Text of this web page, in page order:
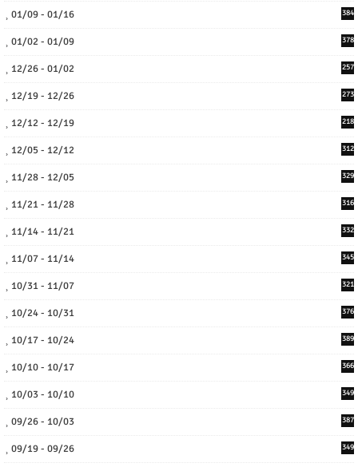
01/09 - 01/16 384
01/02 - 01/09 378
12/26 - 01/02 257
12/19 - 12/26 273
12/12 - 12/19 218
12/05 - 12/12 312
11/28 - 12/05 329
11/21 - 11/28 316
11/14 - 11/21 332
11/07 - 11/14 345
10/31 - 11/07 321
10/24 - 10/31 376
10/17 - 10/24 389
10/10 - 10/17 366
10/03 - 10/10 349
09/26 - 10/03 387
09/19 - 09/26 349